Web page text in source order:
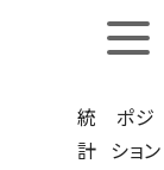
リンク先情報を
統
計
ポジ
ション